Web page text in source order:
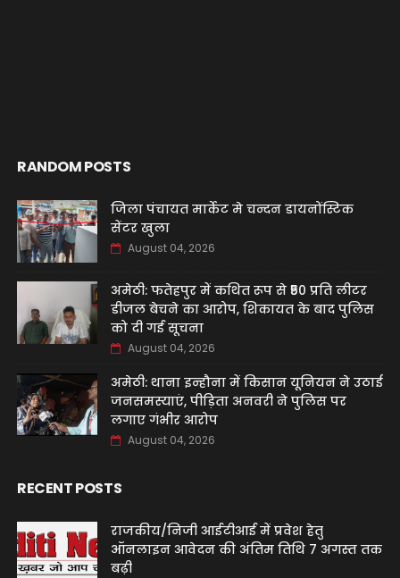
RANDOM POSTS
जिला पंचायत मार्केट मे चन्दन डायनोंस्टिक
सेंटर खुला
August 04, 2026
अमेठी: फतेहपुर में कथित रूप से ₹50 प्रति लीटर
डीजल बेचने का आरोप, शिकायत के बाद पुलिस
को दी गई सूचना
August 04, 2026
अमेठी: थाना इन्हौना में किसान यूनियन ने उठाई
जनसमस्याएं, पीड़िता अनवरी ने पुलिस पर
लगाए गंभीर आरोप
August 04, 2026
RECENT POSTS
राजकीय/निजी आईटीआई में प्रवेश हेतु
ऑनलाइन आवेदन की अंतिम तिथि 7 अगस्त तक
बढ़ी